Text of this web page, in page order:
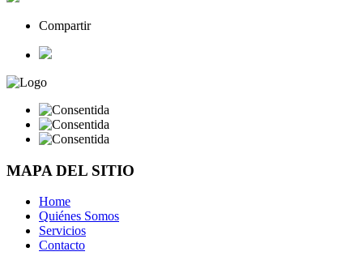
Compartir
MAPA DEL SITIO
Home
Quiénes Somos
Servicios
Contacto